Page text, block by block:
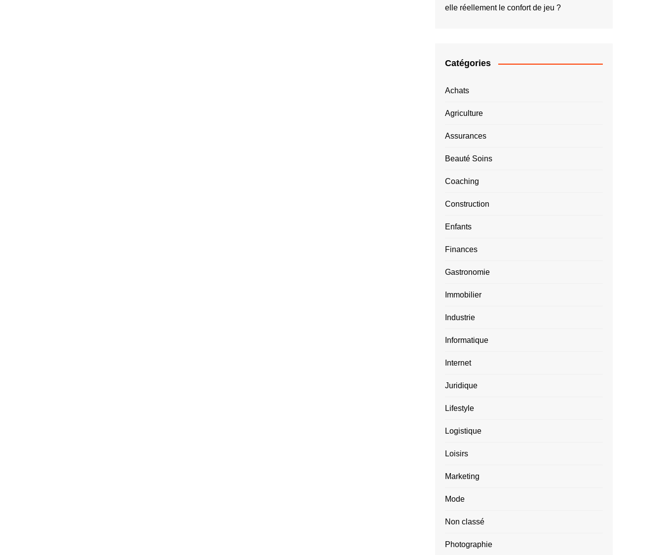
elle réellement le confort de jeu ?
Catégories
Achats
Agriculture
Assurances
Beauté Soins
Coaching
Construction
Enfants
Finances
Gastronomie
Immobilier
Industrie
Informatique
Internet
Juridique
Lifestyle
Logistique
Loisirs
Marketing
Mode
Non classé
Photographie